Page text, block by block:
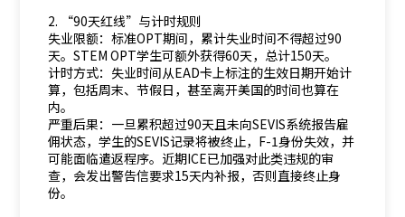
2. “90天红线”与计时规则
失业限额：标准OPT期间，累计失业时间不得超过90
天。STEM OPT学生可额外获得60天，总计150天。
计时方式：失业时间从EAD卡上标注的生效日期开始计
算，包括周末、节假日，甚至离开美国的时间也算在
内。
严重后果：一旦累积超过90天且未向SEVIS系统报告雇
佣状态，学生的SEVIS记录将被终止，F-1身份失效，并
可能面临遣返程序。近期ICE已加强对此类违规的审
查，会发出警告信要求15天内补报，否则直接终止身
份。